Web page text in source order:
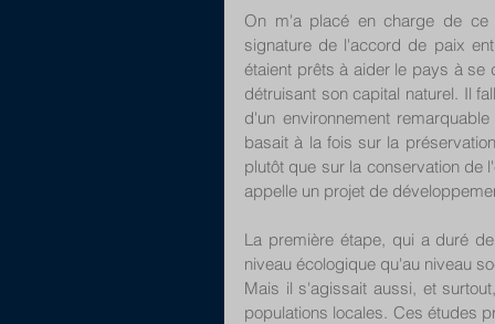
On m'a placé en charge de
signature de l'accord de paix
étaient prêts à aider le pays à se
détruisant son capital naturel. Il
d'un environnement
basait à la fois sur la
plutôt que sur la conservation de
appelle un projet de
La première étape, qui a duré
niveau écologique qu'au niveau
Mais il s'agissait aussi, et
populations locales. Ces études